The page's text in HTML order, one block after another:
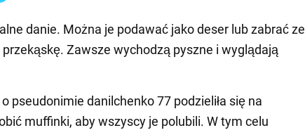
danie. Można je podawać jako deser lub zabrać ze
Zawsze wychodzą pyszne i wyglądają
pseudonimie danilchenko 77 podzieliła się na
muffinki, aby wszyscy je polubili. W tym celu